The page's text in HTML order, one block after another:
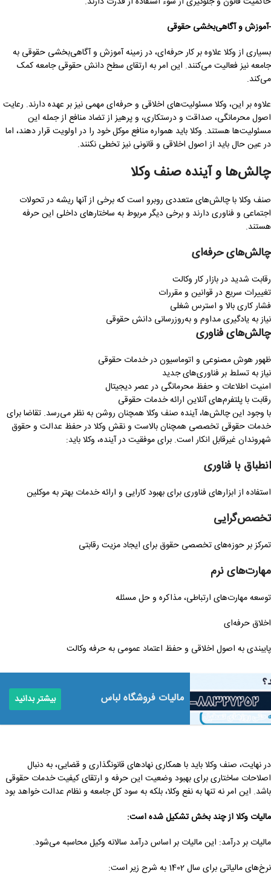
-آموزش و آگاهی‌بخشی حقوقی
بسیاری از وکلا علاوه بر کار حرفه‌ای، در زمینه آموزش و آگاهی‌بخشی حقوقی به
جامعه نیز فعالیت می‌کنند. این امر به ارتقای سطح دانش حقوقی جامعه کمک
می‌کند.
علاوه بر این، وکلا مسئولیت‌های اخلاقی و حرفه‌ای مهمی نیز بر عهده دارند. رعایت
اصول محرمانگی، صداقت و درستکاری، و پرهیز از تضاد منافع از جمله این
مسئولیت‌ها هستند. وکلا باید همواره منافع موکل خود را در اولویت قرار دهند، اما
در عین حال باید از اصول اخلاقی و قانونی نیز تخطی نکنند.
چالش‌ها و آینده صنف وکلا
صنف وکلا با چالش‌های متعددی روبرو است که برخی از آنها ریشه در تحولات
اجتماعی و فناوری دارند و برخی دیگر مربوط به ساختارهای داخلی این حرفه
هستند.
چالش‌های حرفه‌ای
رقابت شدید در بازار کار وکالت
تغییرات سریع در قوانین و مقررات
فشار کاری بالا و استرس شغلی
نیاز به یادگیری مداوم و به‌روزرسانی دانش حقوقی
چالش‌های فناوری
ظهور هوش مصنوعی و اتوماسیون در خدمات حقوقی
نیاز به تسلط بر فناوری‌های جدید
امنیت اطلاعات و حفظ محرمانگی در عصر دیجیتال
رقابت با پلتفرم‌های آنلاین ارائه خدمات حقوقی
با وجود این چالش‌ها، آینده صنف وکلا همچنان روشن به نظر می‌رسد. تقاضا برای
خدمات حقوقی تخصصی همچنان بالاست و نقش وکلا در حفظ عدالت و حقوق
شهروندان غیرقابل انکار است. برای موفقیت در آینده، وکلا باید:
انطباق با فناوری
استفاده از ابزارهای فناوری برای بهبود کارایی و ارائه خدمات بهتر به موکلین
تخصص‌گرایی
تمرکز بر حوزه‌های تخصصی حقوق برای ایجاد مزیت رقابتی
مهارت‌های نرم
توسعه مهارت‌های ارتباطی، مذاکره و حل مسئله
اخلاق حرفه‌ای
پایبندی به اصول اخلاقی و حفظ اعتماد عمومی به حرفه وکالت
مالیات فروشگاه لباس بیشتر بدانید
در نهایت، صنف وکلا باید با همکاری نهادهای قانونگذاری و قضایی، به دنبال
اصلاحات ساختاری برای بهبود وضعیت این حرفه و ارتقای کیفیت خدمات حقوقی
باشد. این امر نه تنها به نفع وکلا، بلکه به سود کل جامعه و نظام عدالت خواهد بود
مالیات وکلا از چند بخش تشکیل شده است:
مالیات بر درآمد: این مالیات بر اساس درآمد سالانه وکیل محاسبه می‌شود.
نرخ‌های مالیاتی برای سال 1402 به شرح زیر است: